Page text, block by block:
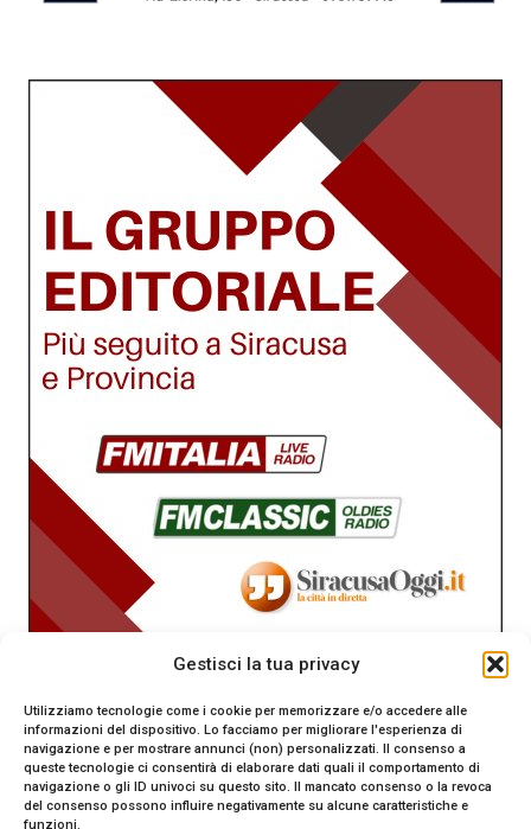
Gestisci la tua privacy
Utilizziamo tecnologie come i cookie per memorizzare e/o accedere alle
informazioni del dispositivo. Lo facciamo per migliorare l'esperienza di
navigazione e per mostrare annunci (non) personalizzati. Il consenso a
queste tecnologie ci consentirà di elaborare dati quali il comportamento di
navigazione o gli ID univoci su questo sito. Il mancato consenso o la revoca
del consenso possono influire negativamente su alcune caratteristiche e
funzioni.